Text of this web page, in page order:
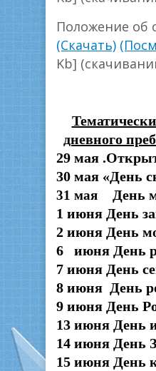
Положение об
(Скачать)
Kb]
дневного
29 мая
30 мая «День
31 мая
День
1 июня День
2 июня День
6 июня День
7 июня День
8 июня День
9 июня День
13 июня День
14 июня День
15 июня День